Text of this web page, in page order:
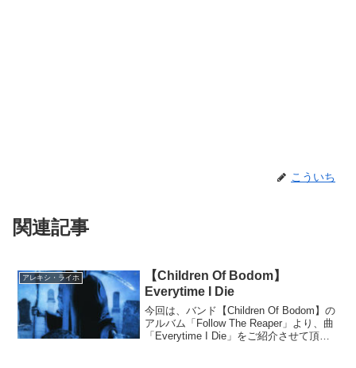
こういち
関連記事
アレキシ・ライホ
【Children Of Bodom】
Everytime I Die
今回は、バンド【Children Of Bodom】の
アルバム「Follow The Reaper」より、曲
「Everytime I Die」をご紹介させて頂き